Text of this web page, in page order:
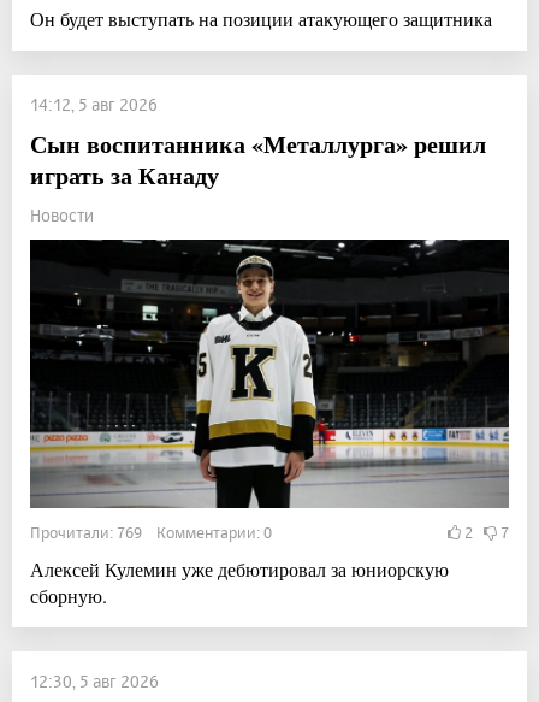
Он будет выступать на позиции атакующего защитника
14:12, 5 авг 2026
Сын воспитанника «Металлурга» решил
играть за Канаду
Новости
Прочитали: 769 Комментарии: 0 2 7
Алексей Кулемин уже дебютировал за юниорскую
сборную.
12:30, 5 авг 2026